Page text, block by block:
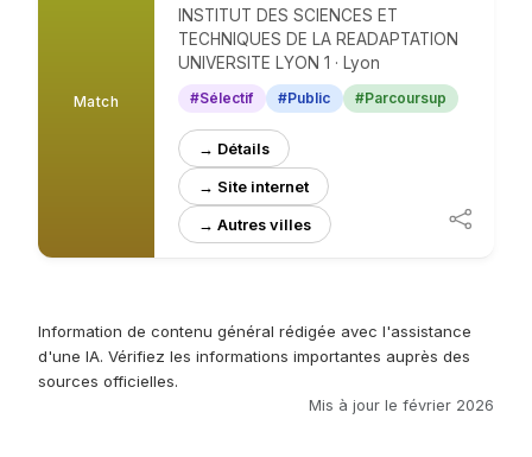
Match
INSTITUT DES SCIENCES ET
TECHNIQUES DE LA READAPTATION
UNIVERSITE LYON 1 · Lyon
#Sélectif #Public #Parcoursup
→ Détails
→ Site internet
Information de contenu général rédigée avec l'assistance
d'une IA. Vérifiez les informations importantes auprès des
sources officielles.
Mis à jour le février 2026